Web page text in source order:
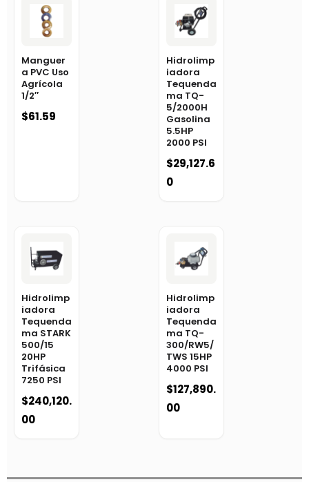
Manguer
a PVC Uso
Agrícola
1/2″
$61.59
Hidrolimp
iadora
Tequenda
ma TQ-
5/2000H
Gasolina
5.5HP
2000 PSI
$29,127.6
0
Hidrolimp
iadora
Tequenda
ma STARK
500/15
20HP
Trifásica
7250 PSI
$240,120.
00
Hidrolimp
iadora
Tequenda
ma TQ-
300/RW5/
TWS 15HP
4000 PSI
$127,890.
00